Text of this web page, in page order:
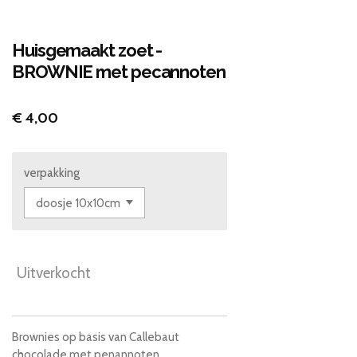
Huisgemaakt zoet -
BROWNIE met pecannoten
€ 4,00
verpakking
Uitverkocht
Brownies op basis van Callebaut